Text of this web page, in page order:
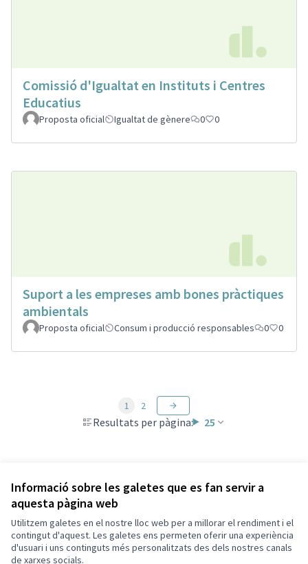
Informació sobre les galetes que es fan servir a
aquesta pàgina web
Utilitzem galetes en el nostre lloc web per a millorar el rendiment i el
contingut d'aquest. Les galetes ens permeten oferir una experiència
d'usuari i uns continguts més personalitzats des dels nostres canals
de xarxes socials.
Comissió d'Igualtat en Instituts i Centres
Educatius
Proposta oficial Igualtat de gènere 0 0
Suport a les empreses amb bones pràctiques
ambientals
Proposta oficial Consum i producció responsables 0 0
Resultats per pàgina: 25
1 2
Veure totes les propostes retirades
Termes i condicions d'ús
Configuració de les galetes
Decidim Sant Cugat a X
Decidim Sant Cugat a Facebook
Decidim Sant Cugat a Instagram
Decidim Sant Cugat a GitHub